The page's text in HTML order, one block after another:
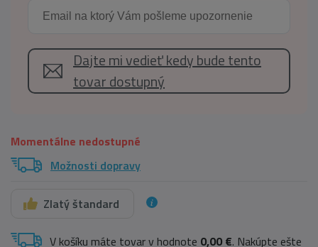
Dajte mi vedieť kedy bude tento
tovar dostupný
Momentálne nedostupné
Možnosti dopravy
Zlatý štandard
V košíku máte tovar v hodnote 0,00 €. Nakúpte ešte